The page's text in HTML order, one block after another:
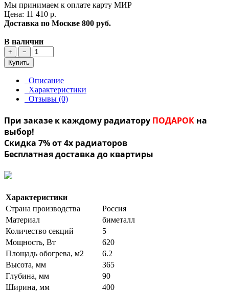
Мы принимаем к оплате карту МИР
Цена: 11 410 р.
Доставка по Москве 800 руб.
В наличии
+
−
Купить
Описание
Характеристики
Отзывы (0)
При заказе к каждому радиатору ПОДАРОК на
выбор!
Скидка 7% от 4х радиаторов
Бесплатная доставка до квартиры
Характеристики
Страна производства
Россия
Материал
биметалл
Количество секций
5
Мощность, Вт
620
Площадь обогрева, м2
6.2
Высота, мм
365
Глубина, мм
90
Ширина, мм
400